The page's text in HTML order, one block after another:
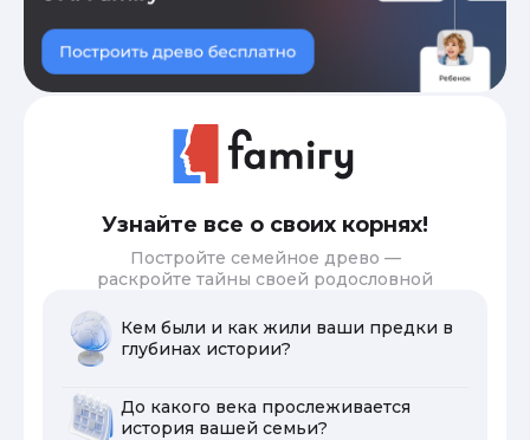
Узнайте все о своих корнях!
Постройте семейное древо —
раскройте тайны своей родословной
Кем были и как жили ваши предки в
глубинах истории?
До какого века прослеживается
история вашей семьи?